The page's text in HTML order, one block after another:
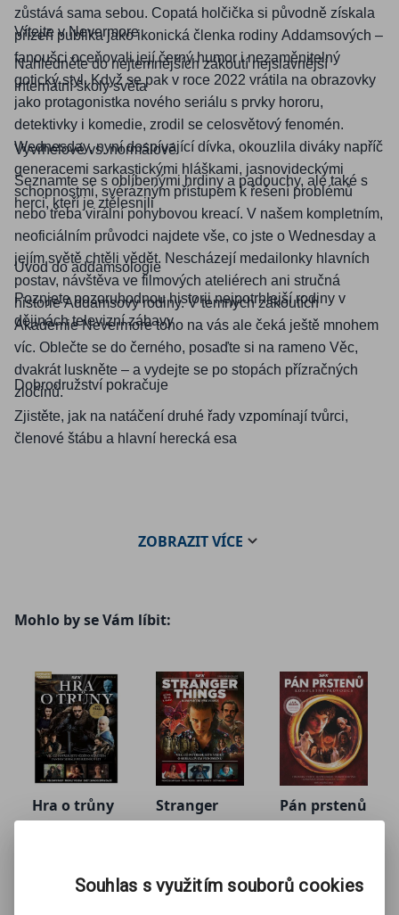
zůstává sama sebou. Copatá holčička si původně získala
přízeň publika jako ikonická členka rodiny Addamsových –
fanoušci oceňovali její černý humor i nezaměnitelný
gotický styl. Když se pak v roce 2022 vrátila na obrazovky
jako protagonistka nového seriálu s prvky hororu,
detektivky i komedie, zrodil se celosvětový fenomén.
Wednesday, nyní dospívající dívka, okouzlila diváky napříč
generacemi sarkastickými hláškami, jasnovideckými
schopnostmi, svérázným přístupem k řešení problémů
nebo třeba virální pohybovou kreací. V našem kompletním,
neoficiálním průvodci najdete vše, co jste o Wednesday a
jejím světě chtěli vědět. Nescházejí medailonky hlavních
postav, návštěva ve filmových ateliérech ani stručná
historie Addamsovy rodiny. V temných zákoutích
Akademie Nevermore toho na vás ale čeká ještě mnohem
víc. Oblečte se do černého, posaďte si na rameno Věc,
dvakrát luskněte – a vydejte se po stopách přízračných
zločinů.
Vítejte v Nevermore
Nahlédněte do nejtemnějších zákoutí nejslavnější
internátní školy světa
Vyvrhelové vs. normálové
Seznamte se s oblíbenými hrdiny a padouchy, ale také s
herci, kteří je ztělesnili
Úvod do addamsologie
Poznjete pozoruhodnou historii nejpotrhlejší rodiny v
dějinách televizní zábavy
Dobrodružství pokračuje
Zjistěte, jak na natáčení druhé řady vzpomínají tvůrci,
členové štábu a hlavní herecká esa
ZOBRAZITVÍCE
Mohlo by se Vám líbit:
Hra o trůny
- kompletní
179 Kč 199 Kč
Stranger
Things –
179 Kč 199 Kč
Pán prstenů
– Kompletní
161 Kč 179 Kč
Souhlas s využitím souborů cookies